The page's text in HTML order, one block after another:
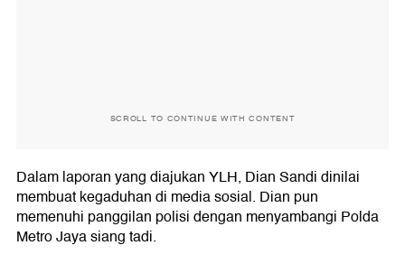
SCROLL TO CONTINUE WITH CONTENT
Dalam laporan yang diajukan YLH, Dian Sandi dinilai
membuat kegaduhan di media sosial. Dian pun
memenuhi panggilan polisi dengan menyambangi Polda
Metro Jaya siang tadi.